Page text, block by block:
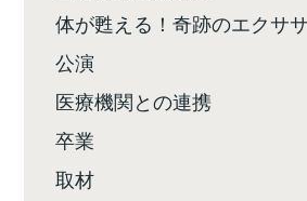
体が甦える！奇跡のエクサ
公演
医療機関との連携
卒業
取材